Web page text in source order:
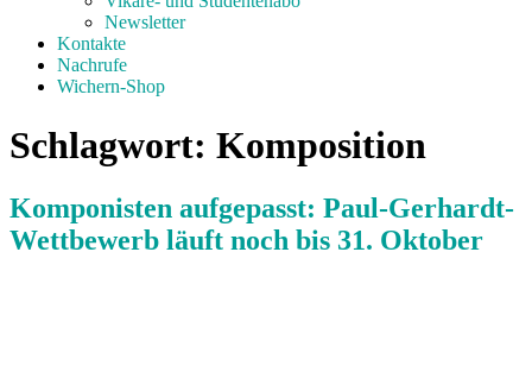
Newsletter
Kontakte
Nachrufe
Wichern-Shop
Schlagwort: Komposition
Komponisten aufgepasst: Paul-Gerhardt-
Wettbewerb läuft noch bis 31. Oktober